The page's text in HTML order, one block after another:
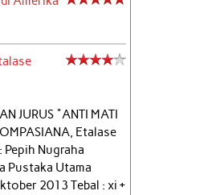
JURUS "ANTI MATI
Etalase
Pepih Nugraha
Pustaka Utama
2013 Tebal : xi +